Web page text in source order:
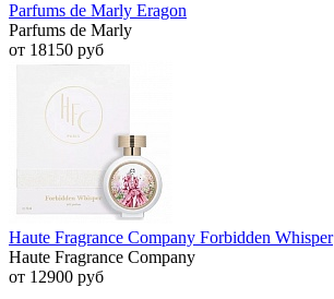
Parfums de Marly Eragon
Parfums de Marly
от 18150 руб
Haute Fragrance Company Forbidden Whisper
Haute Fragrance Company
от 12900 руб